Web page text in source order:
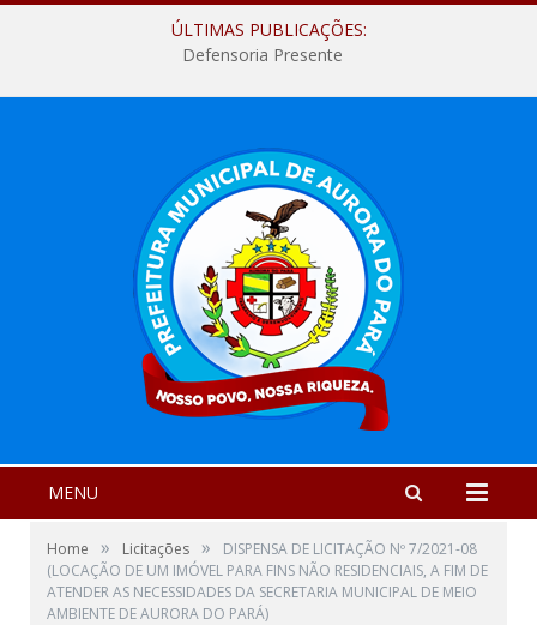
ÚLTIMAS PUBLICAÇÕES:
Defensoria Presente
MENU
Home » Licitações »
DISPENSA DE LICITAÇÃO Nº 7/2021-08
(LOCAÇÃO DE UM IMÓVEL PARA FINS NÃO RESIDENCIAIS, A FIM DE
ATENDER AS NECESSIDADES DA SECRETARIA MUNICIPAL DE MEIO
AMBIENTE DE AURORA DO PARÁ)